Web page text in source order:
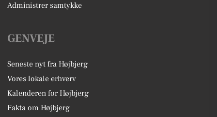
Administrer samtykke
GENVEJE
Seneste nyt fra Højbjerg
Vores lokale erhverv
Kalenderen for Højbjerg
Fakta om Højbjerg